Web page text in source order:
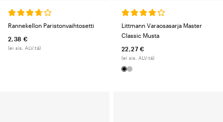
Rannekellon Paristonvaihtosetti
2,38 €
(ei sis. ALV:tä)
Littmann Varaosasarja Master
Classic Musta
22,27 €
(ei sis. ALV:tä)